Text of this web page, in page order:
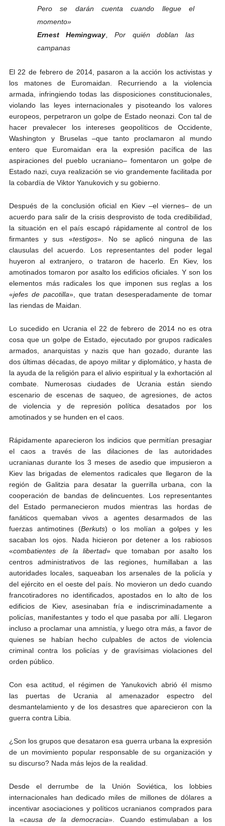
Pero se darán cuenta cuando llegue el
momento»
Ernest Hemingway ,Por quién doblan las
campanas
El 22 de febrero de 2014, pasaron a la acción los activistas y
los matones de Euromaidan. Recurriendo a la violencia
armada, infringiendo todas las disposiciones constitucionales,
violando las leyes internacionales y pisoteando los valores
europeos, perpetraron un golpe de Estado neonazi. Con tal de
hacer prevalecer los intereses geopolíticos de Occidente,
Washington y Bruselas –que tanto proclamaron al mundo
entero que Euromaidan era la expresión pacífica de las
aspiraciones del pueblo ucraniano– fomentaron un golpe de
Estado nazi, cuya realización se vio grandemente facilitada por
la cobardía de Viktor Yanukovich y su gobierno.
Después de la conclusión oficial en Kiev –el viernes– de un
acuerdo para salir de la crisis desprovisto de toda credibilidad,
la situación en el país escapó rápidamente al control de los
firmantes y sus «testigos». No se aplicó ninguna de las
clausulas del acuerdo. Los representantes del poder legal
huyeron al extranjero, o trataron de hacerlo. En Kiev, los
amotinados tomaron por asalto los edificios oficiales. Y son los
elementos más radicales los que imponen sus reglas a los
«jefes de pacotilla», que tratan desesperadamente de tomar
las riendas de Maidan.
Lo sucedido en Ucrania el 22 de febrero de 2014 no es otra
cosa que un golpe de Estado, ejecutado por grupos radicales
armados, anarquistas y nazis que han gozado, durante las
dos últimas décadas, de apoyo militar y diplomático, y hasta de
la ayuda de la religión para el alivio espiritual y la exhortación al
combate. Numerosas ciudades de Ucrania están siendo
escenario de escenas de saqueo, de agresiones, de actos
de violencia y de represión política desatados por los
amotinados y se hunden en el caos.
Rápidamente aparecieron los indicios que permitían presagiar
el caos a través de las dilaciones de las autoridades
ucranianas durante los 3 meses de asedio que impusieron a
Kiev las brigadas de elementos radicales que llegaron de la
región de Galitzia para desatar la guerrilla urbana, con la
cooperación de bandas de delincuentes. Los representantes
del Estado permanecieron mudos mientras las hordas de
fanáticos quemaban vivos a agentes desarmados de las
fuerzas antimotines (Berkuts) o los molían a golpes y les
sacaban los ojos. Nada hicieron por detener a los rabiosos
«combatientes de la libertad» que tomaban por asalto los
centros administrativos de las regiones, humillaban a las
autoridades locales, saqueaban los arsenales de la policía y
del ejército en el oeste del país. No movieron un dedo cuando
francotiradores no identificados, apostados en lo alto de los
edificios de Kiev, asesinaban fría e indiscriminadamente a
policías, manifestantes y todo el que pasaba por allí. Llegaron
incluso a proclamar una amnistía, y luego otra más, a favor de
quienes se habían hecho culpables de actos de violencia
criminal contra los policías y de gravísimas violaciones del
orden público.
Con esa actitud, el régimen de Yanukovich abrió él mismo
las puertas de Ucrania al amenazador espectro del
desmantelamiento y de los desastres que aparecieron con la
guerra contra Libia.
¿Son los grupos que desataron esa guerra urbana la expresión
de un movimiento popular responsable de su organización y
su discurso? Nada más lejos de la realidad.
Desde el derrumbe de la Unión Soviética, los lobbies
internacionales han dedicado miles de millones de dólares a
incentivar asociaciones y políticos ucranianos comprados para
la «causa de la democracia». Cuando estimulaban a los